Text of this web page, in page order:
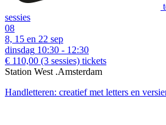
sessies
08
8, 15 en 22 sep
dinsdag 10:30 - 12:30
€ 110,00 (3 sessies) tickets
Station West .Amsterdam
Handletteren: creatief met letters en